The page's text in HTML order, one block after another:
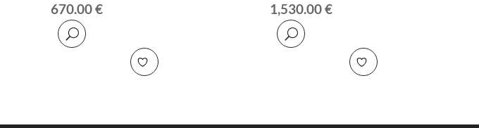
670.00€ 1,530.00€